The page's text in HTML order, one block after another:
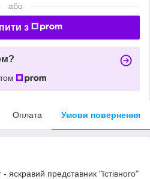
або
з
Оплата Умови повернення
яскравий представник "їстівного"